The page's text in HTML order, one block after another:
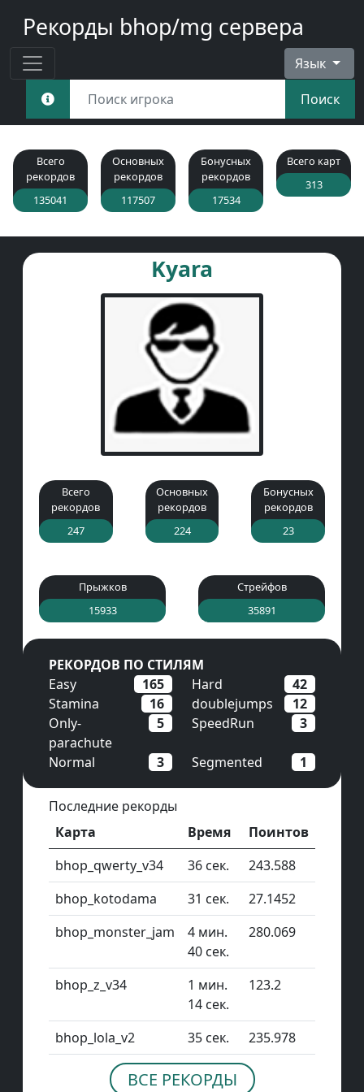
Рекорды bhop/mg сервера
Язык
Поиск
Всего
рекордов
135041
Основных
рекордов
117507
Бонусных
рекордов
17534
Всего карт
313
Kyara
Всего
рекордов
247
Основных
рекордов
224
Бонусных
рекордов
23
Прыжков
15933
Стрейфов
35891
РЕКОРДОВ ПО СТИЛЯМ
Easy
165 Hard
42
Stamina
16 doublejumps
12
Only-
parachute
5 SpeedRun 3
Normal 3 Segmented 1
Последние рекорды
Карта
Время
Поинтов
bhop_qwerty_v34
36 сек.
243.588
bhop_kotodama
31 сек.
27.1452
bhop_monster_jam
4 мин.
40 сек.
280.069
bhop_z_v34
1 мин.
14 сек.
123.2
bhop_lola_v2 35 сек. 235.978
ВСЕ РЕКОРДЫ